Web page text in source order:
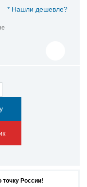
* Нашли дешевле?
России!